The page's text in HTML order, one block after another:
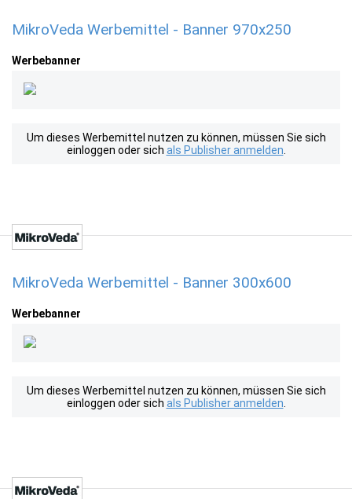
MikroVeda Werbemittel - Banner 970x250
Werbebanner
Um dieses Werbemittel nutzen zu können, müssen Sie sich
einloggen oder sich als Publisher anmelden
MikroVeda Werbemittel - Banner 300x600
Werbebanner
Um dieses Werbemittel nutzen zu können, müssen Sie sich
einloggen oder sich als Publisher anmelden